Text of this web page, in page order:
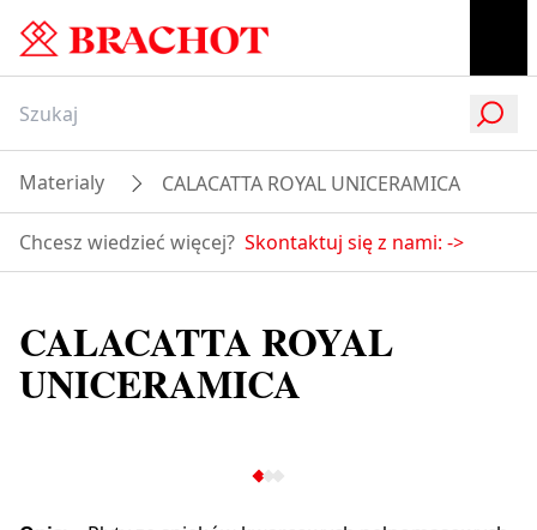
Materialy CALACATTA ROYAL UNICERAMICA
Chcesz wiedzieć więcej? Skontaktuj się z nami: ->
CALACATTA ROYAL
UNICERAMICA